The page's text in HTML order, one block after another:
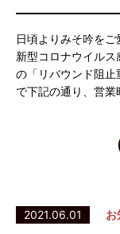
日頃よりみそ吟をご
新型コロナウイル
の「リバウンド阻
で下記の通り、営
2021.06.01 お